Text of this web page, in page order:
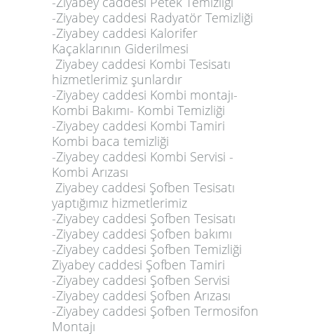
-Ziyabey caddesi Radyatör Temizliği
-Ziyabey caddesi Kalorifer
Kaçaklarının Giderilmesi
Ziyabey caddesi Kombi Tesisatı
hizmetlerimiz şunlardır
-Ziyabey caddesi Kombi montajı-
Kombi Bakımı- Kombi Temizliği
-Ziyabey caddesi Kombi Tamiri
Kombi baca temizliği
-Ziyabey caddesi Kombi Servisi -
Kombi Arızası
Ziyabey caddesi Şofben Tesisatı
yaptığımız hizmetlerimiz
-Ziyabey caddesi Şofben Tesisatı
-Ziyabey caddesi Şofben bakımı
-Ziyabey caddesi Şofben Temizliği
Ziyabey caddesi Şofben Tamiri
-Ziyabey caddesi Şofben Servisi
-Ziyabey caddesi Şofben Arızası
-Ziyabey caddesi Şofben Termosifon
Montajı